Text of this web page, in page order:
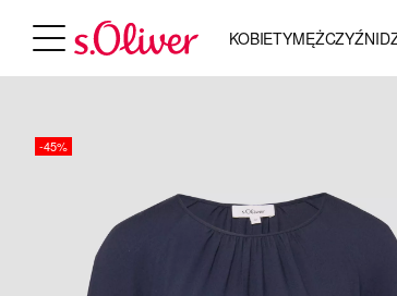
KOBIETYMĘŻCZYŹNI
-45%